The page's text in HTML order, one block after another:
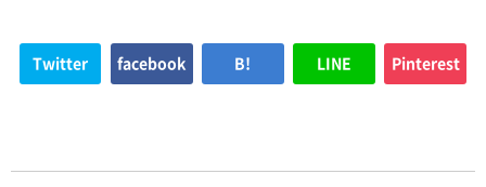
Twitter facebook B! LINE Pinterest